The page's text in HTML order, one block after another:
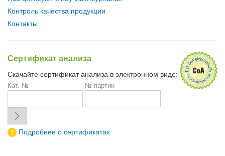
Контроль качества продукции
Контакты
Сертификат анализа
Скачайте сертификат анализа в электронном виде:
Кат. № № партии
Подробнее о сертификатах